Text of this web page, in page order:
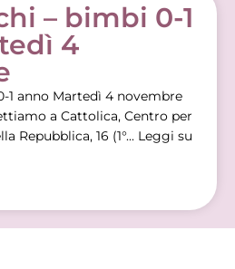
– bimbi 0-1
4
anno Martedì 4 novembre
a Cattolica, Centro per
Repubblica, 16 (1°... Leggi su